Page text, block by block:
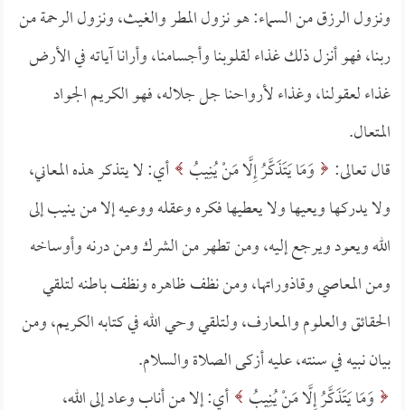
ونزول الرزق من السماء: هو نزول المطر والغيث، ونزول الرحمة من
ربنا، فهو أنزل ذلك غذاء لقلوبنا وأجسامنا، وأرانا آياته في الأرض
غذاء لعقولنا، وغذاء لأرواحنا جل جلاله، فهو الكريم الجواد
المتعال.
قال تعالى:
وَمَا يَتَذَكَّرُ إِلَّا مَنْ يُنِيبُ أي: لا يتذكر هذه المعاني،
ولا يدركها ويعيها ولا يعطيها فكره وعقله ووعيه إلا من ينيب إلى
الله ويعود ويرجع إليه، ومن تطهر من الشرك ومن درنه وأوساخه
ومن المعاصي وقاذوراتها، ومن نظف ظاهره ونظف باطنه لتلقي
الحقائق والعلوم والمعارف، ولتلقي وحي الله في كتابه الكريم، ومن
بيان نبيه في سنته، عليه أزكى الصلاة والسلام.
وَمَا يَتَذَكَّرُ إِلَّا مَنْ يُنِيبُ أي: إلا من أناب وعاد إلى الله،